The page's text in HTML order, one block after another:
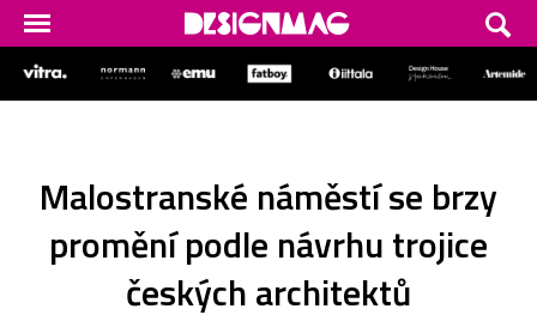
Malostranské náměstí se brzy
promění podle návrhu trojice
českých architektů